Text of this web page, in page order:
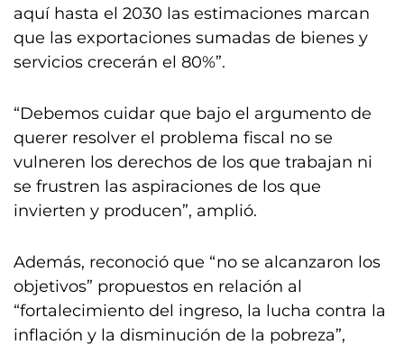
aquí hasta el 2030 las estimaciones marcan
que las exportaciones sumadas de bienes y
servicios crecerán el 80%”.
“Debemos cuidar que bajo el argumento de
querer resolver el problema fiscal no se
vulneren los derechos de los que trabajan ni
se frustren las aspiraciones de los que
invierten y producen”, amplió.
Además, reconoció que “no se alcanzaron los
objetivos” propuestos en relación al
“fortalecimiento del ingreso, la lucha contra la
inflación y la disminución de la pobreza”,